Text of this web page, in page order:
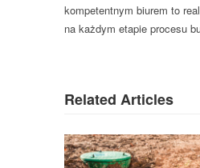
kompetentnym biurem to
na każdym etapie procesu
Related Articles